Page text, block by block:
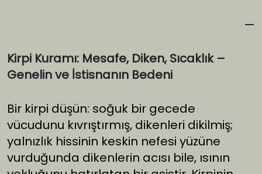
—
Kirpi Kuramı: Mesafe, Diken, Sıcaklık –
Genelin ve İstisnanın Bedeni
Bir kirpi düşün: soğuk bir gecede
vücudunu kıvrıştırmış, dikenleri dikilmiş;
yalnızlık hissinin keskin nefesi yüzüne
vurduğunda dikenlerin acısı bile, ısının